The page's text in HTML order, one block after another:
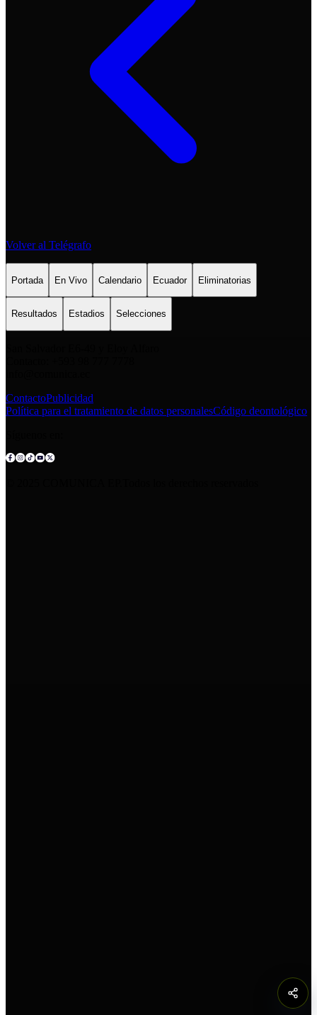
Volver al Telégrafo
Portada En Vivo Calendario Ecuador Eliminatorias
Resultados Estadios Selecciones
ContactoPublicidad
Política para el tratamiento de datos personalesCódigo deontológico